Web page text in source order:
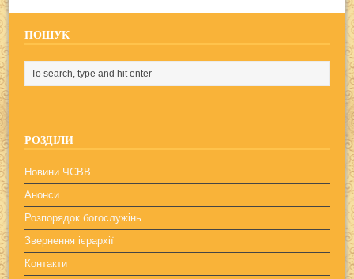
ПОШУК
РОЗДІЛИ
Новини ЧСВВ
Анонси
Розпорядок богослужінь
Звернення ієрархії
Контакти